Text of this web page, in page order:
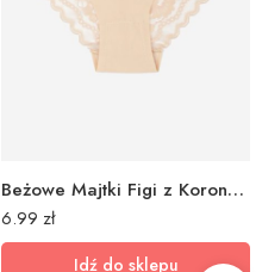
Beżowe Majtki Figi z Koronką Crenlo
6.99 zł
Idź do sklepu